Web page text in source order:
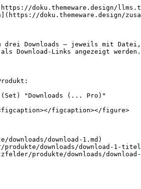
doku.themeware.design/
doku.themeware.design/
Downloads – jeweils mit
Download-Links angezeigt werden.
"Downloads (... Pro)"
figcaption></figure>
download-1.md)
downloads/download-1-
produkte/downloads/download-